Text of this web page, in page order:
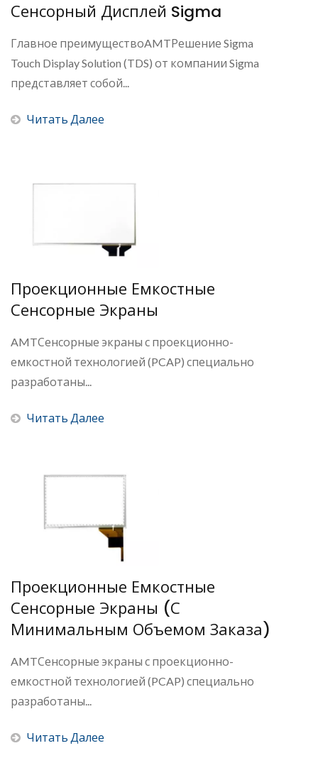
Сенсорный Дисплей Sigma
Главное преимуществоAMTРешение Sigma
Touch Display Solution (TDS) от компании Sigma
представляет собой...
Читать Далее
Проекционные Емкостные
Сенсорные Экраны
AMTСенсорные экраны с проекционно-
емкостной технологией (PCAP) специально
разработаны...
Читать Далее
Проекционные Емкостные
Сенсорные Экраны (с
Минимальным Объемом Заказа)
AMTСенсорные экраны с проекционно-
емкостной технологией (PCAP) специально
разработаны...
Читать Далее